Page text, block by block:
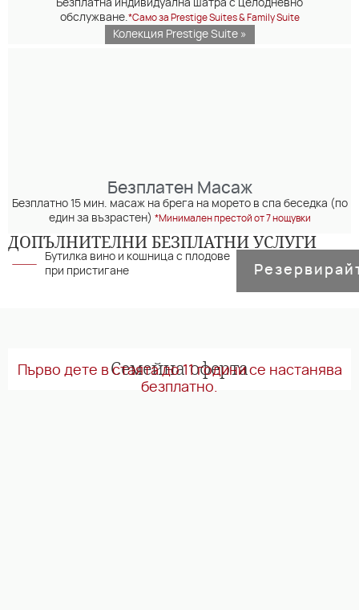
Безплатна индивидуална шатра с целодневно
обслужване.*Само за Prestige Suites & Family Suite
Колекция Prestige Suite »
Безплатен Масаж
Безплатно 15 мин. масаж на брега на морето в спа беседка (по
един за възрастен) *Минимален престой от 7 нощувки
ДОПЪЛНИТЕЛНИ БЕЗПЛАТНИ УСЛУГИ
Бутилка вино и кошница с плодове
при пристигане
Семейна оферта
Първо дете в стаята до 11 години се настанява
безплатно.